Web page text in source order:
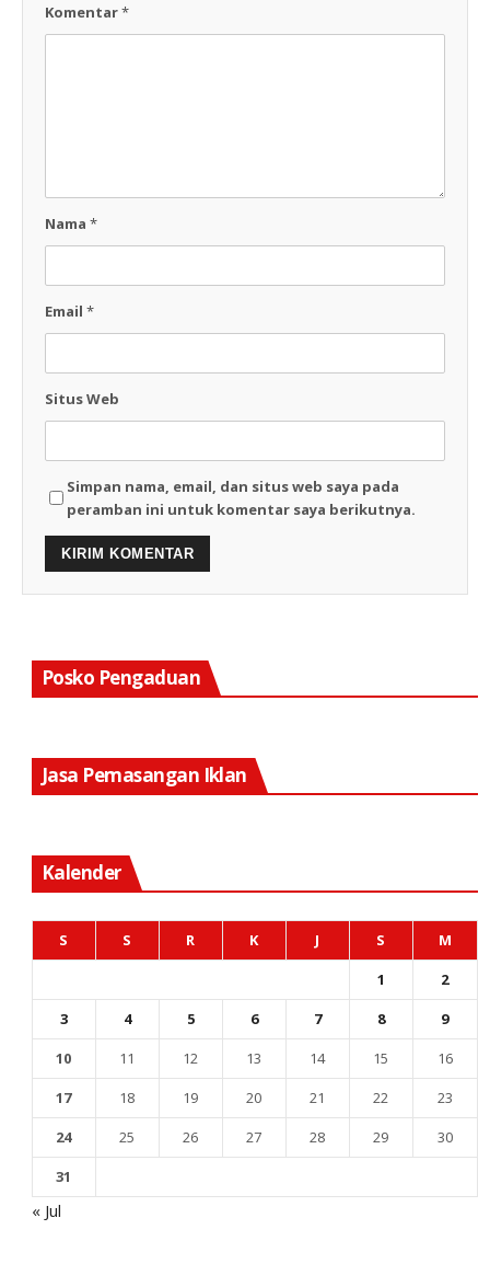
Komentar*
Nama *
Email *
Situs Web
Simpan nama, email, dan situs web saya pada
peramban ini untuk komentar saya berikutnya.
Posko Pengaduan
Jasa Pemasangan Iklan
Kalender
S S R K J S
M
1
2
3
4 5 6 7 8
9
10
11 12 13 14 15
16
17
18 19 20 21 22
23
24
25 26 27 28 29
30
31
« Jul